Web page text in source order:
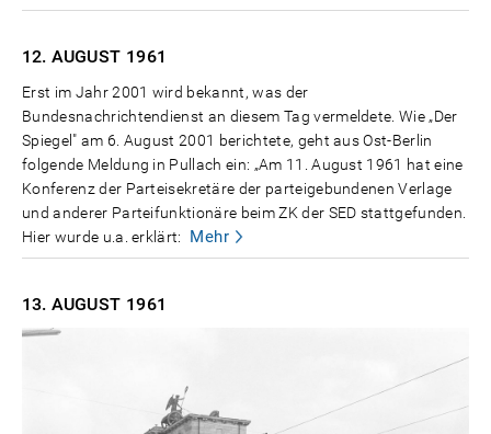
12. AUGUST 1961
Erst im Jahr 2001 wird bekannt, was der
Bundesnachrichtendienst an diesem Tag vermeldete. Wie „Der
Spiegel" am 6. August 2001 berichtete, geht aus Ost-Berlin
folgende Meldung in Pullach ein: „Am 11. August 1961 hat eine
Konferenz der Parteisekretäre der parteigebundenen Verlage
und anderer Parteifunktionäre beim ZK der SED stattgefunden.
Hier wurde u.a. erklärt:
Mehr
13. AUGUST 1961